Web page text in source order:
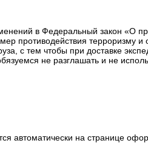
в Федеральный закон «О
противодействия терроризму
с тем чтобы при доставке
не разглашать и не
автоматически на странице